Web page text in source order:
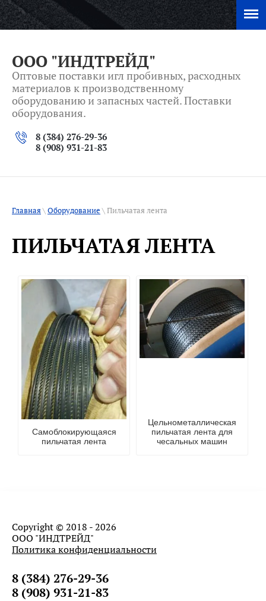
ООО "ИНДТРЕЙД"
Оптовые поставки игл пробивных, расходных
материалов к производственному
оборудованию и запасных частей. Поставки
оборудования.
8 (384) 276-29-36
8 (908) 931-21-83
Главная\ Оборудование\ Пильчатая лента
ПИЛЬЧАТАЯ ЛЕНТА
Самоблокирующаяся
пильчатая лента
Цельнометаллическая
пильчатая лента для
чесальных машин
Copyright © 2018 - 2026
ООО "ИНДТРЕЙД"
Политика конфиденциальности
8 (384) 276-29-36
8 (908) 931-21-83